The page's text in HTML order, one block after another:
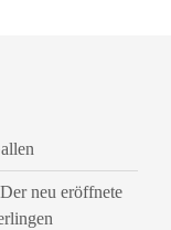
neu eröffnete